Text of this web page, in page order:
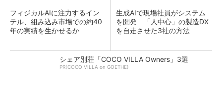
フィジカルAIに注力するイン
テル、組み込み市場での約40
年の実績を生かせるか
生成AIで現場社員がシステム
を開発 「人中心」の製造DX
を自走させた3社の方法
シェア別荘「COCO VILLA Owners」3選
PR(COCO VILLA on GOETHE)